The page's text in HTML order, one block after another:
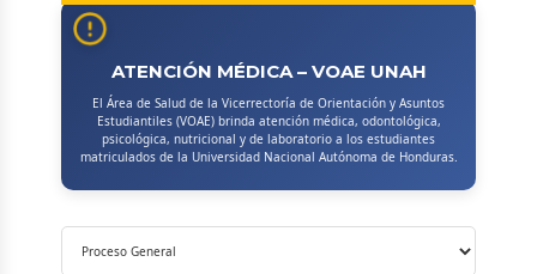
ATENCIÓN MÉDICA – VOAE UNAH
El Área de Salud de la Vicerrectoría de Orientación y Asuntos
Estudiantiles (VOAE) brinda atención médica, odontológica,
psicológica, nutricional y de laboratorio a los estudiantes
matriculados de la Universidad Nacional Autónoma de Honduras.